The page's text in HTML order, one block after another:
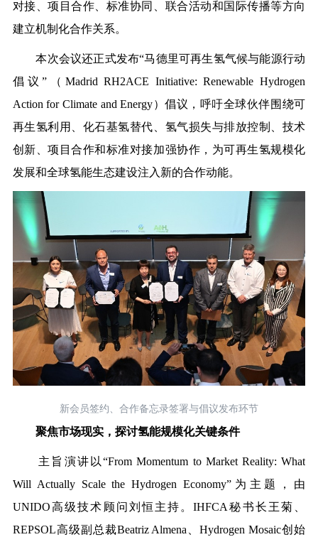
对接、项目合作、标准协同、联合活动和国际传播等方向
建立机制化合作关系。
本次会议还正式发布“马德里可再生氢气候与能源行动
倡议”（Madrid RH2ACE Initiative: Renewable Hydrogen
Action for Climate and Energy）倡议，呼吁全球伙伴围绕可
再生氢利用、化石基氢替代、氢气损失与排放控制、技术
创新、项目合作和标准对接加强协作，为可再生氢规模化
发展和全球氢能生态建设注入新的合作动能。
新会员签约、合作备忘录签署与倡议发布环节
聚焦市场现实，探讨氢能规模化关键条件
主旨演讲以“From Momentum to Market Reality: What
Will Actually Scale the Hydrogen Economy”为主题，由
UNIDO高级技术顾问刘恒主持。IHFCA秘书长王菊、
REPSOL高级副总裁Beatriz Almena、Hydrogen Mosaic创始